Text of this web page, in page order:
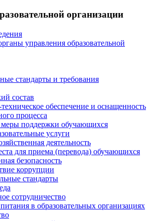
организации
управления образовательной
стандарты и требования
состав
обеспечение и оснащенность
процесса
поддержки обучающихся
услуги
деятельность
для приема (перевода) обучающихся
безопасность
коррупции
стандарты
сотрудничество
в образовательных организациях